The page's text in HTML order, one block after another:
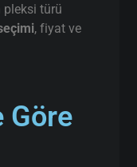
pleksi türü
, fiyat ve
Göre